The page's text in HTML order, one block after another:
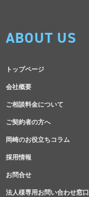
ABOUT US
トップページ
会社概要
ご相談料金について
ご契約者の方へ
岡崎のお役立ちコラム
採用情報
お問合せ
法人様専用お問い合わせ窓口